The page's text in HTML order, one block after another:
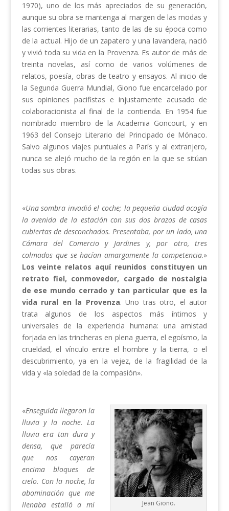
1970), uno de los más apreciados de su generación,
aunque su obra se mantenga al margen de las modas y
las corrientes literarias, tanto de las de su época como
de la actual. Hijo de un zapatero y una lavandera, nació
y vivió toda su vida en la Provenza. Es autor de más de
treinta novelas, así como de varios volúmenes de
relatos, poesía, obras de teatro y ensayos. Al inicio de
la Segunda Guerra Mundial, Giono fue encarcelado por
sus opiniones pacifistas e injustamente acusado de
colaboracionista al final de la contienda. En 1954 fue
nombrado miembro de la Academia Goncourt, y en
1963 del Consejo Literario del Principado de Mónaco.
Salvo algunos viajes puntuales a París y al extranjero,
nunca se alejó mucho de la región en la que se sitúan
todas sus obras.
«Una sombra invadió el coche; la pequeña ciudad acogía
la avenida de la estación con sus dos brazos de casas
cubiertas de desconchados. Presentaba, por un lado, una
Cámara del Comercio y Jardines y, por otro, tres
colmados que se hacían amargamente la competencia.»
Los veinte relatos aquí reunidos constituyen un
retrato fiel, conmovedor, cargado de nostalgia
de ese mundo cerrado y tan particular que es la
vida rural en la Provenza. Uno tras otro, el autor
trata algunos de los aspectos más íntimos y
universales de la experiencia humana: una amistad
forjada en las trincheras en plena guerra, el egoísmo, la
crueldad, el vínculo entre el hombre y la tierra, o el
descubrimiento, ya en la vejez, de la fragilidad de la
vida y «la soledad de la compasión».
Jean Giono.
«Enseguida llegaron la
lluvia y la noche. La
lluvia era tan dura y
densa, que parecía
que nos cayeran
encima bloques de
cielo. Con la noche, la
abominación que me
llenaba estalló a mi